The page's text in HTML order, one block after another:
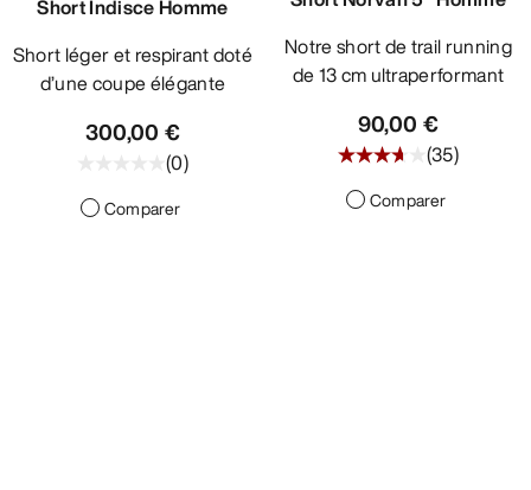
Short Indisce Homme
Short léger et respirant doté
d’une coupe élégante
300,00 €
(0)
Comparer
Notre short de trail running
de 13 cm ultraperformant
90,00 €
(35)
Comparer